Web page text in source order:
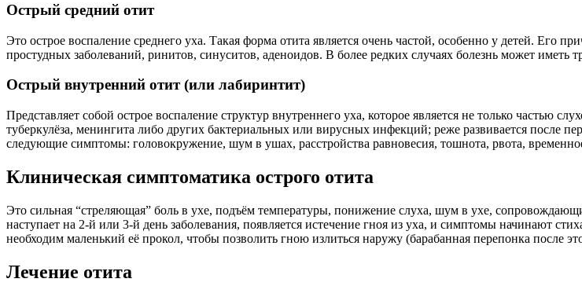
Острый средний отит
Это острое воспаление среднего уха. Такая форма отита является очень частой, особенно у детей.
простудных заболеваний, ринитов, синуситов, аденоидов. В более редких случаях болезнь может иметь
Острый внутренний отит (или лабиринтит)
Представляет собой острое воспаление структур внутреннего уха, которое является не только частью
туберкулёза, менингита либо других бактериальных или вирусных инфекций; реже развивается после
следующие симптомы: головокружение, шум в ушах, расстройства равновесия, тошнота, рвота,
Клиническая симптоматика острого отита
Это сильная “стреляющая” боль в ухе, подъём температуры, понижение слуха, шум в ухе,
наступает на 2-й или 3-й день заболевания, появляется истечение гноя из уха, и симптомы начинают
необходим маленький её прокол, чтобы позволить гною излиться наружу (барабанная перепонка после
Лечение отита